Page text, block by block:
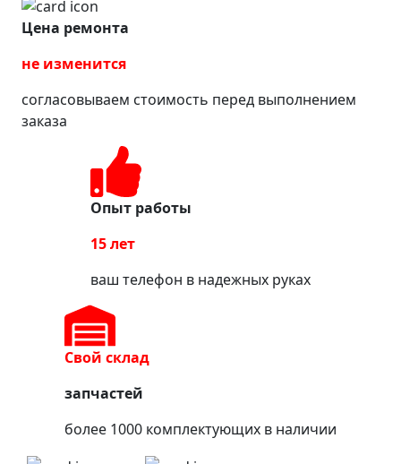
Цена ремонта
не изменится
согласовываем стоимость перед выполнением
заказа
Опыт работы
15 лет
ваш телефон в надежных руках
Свой склад
запчастей
более 1000 комплектующих в наличии